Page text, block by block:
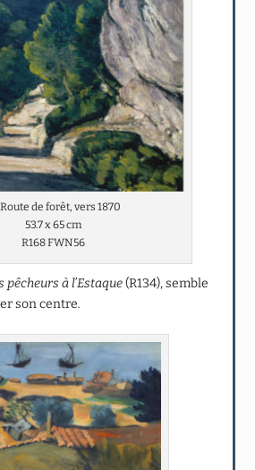
de forêt, vers 1870
53.7 x 65 cm
R168 FWN56
pêcheurs à l’Estaque(R134), semble
son centre.